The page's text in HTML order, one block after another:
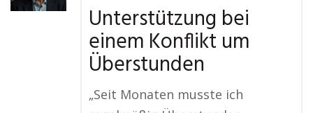
Unterstützung bei
einem Konflikt um
Überstunden
„Seit Monaten musste ich